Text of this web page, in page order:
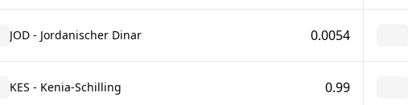
JOD - Jordanischer Dinar 0.0054
KES - Kenia-Schilling 0.99